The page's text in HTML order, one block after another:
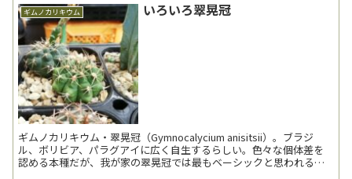
ギムノカリキウム いろいろ翠晃冠
ギムノカリキウム・翠晃冠（Gymnocalycium anisitsii）。ブラジ
ル、ボリビア、パラグアイに広く自生するらしい。色々な個体差を
認める本種だが、我が家の翠晃冠では最もベーシックと思われるも